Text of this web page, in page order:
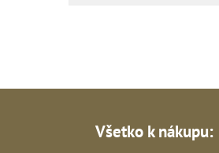
Všetko k nákupu: